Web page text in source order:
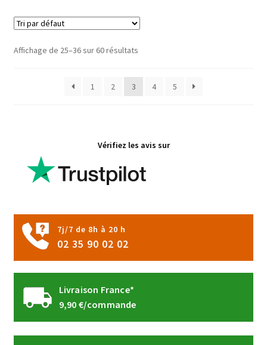
choisies
Affichage de 25–36 sur 60 résultats
1 2 3 4 5
Vérifiez les avis sur
7j/7 de 8h à 20 h
02 35 90 02 02
Livraison France*
9,90 €/commande